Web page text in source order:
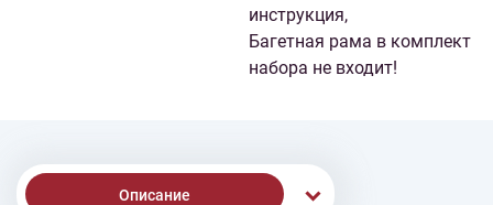
инструкция,
Багетная рама в комплект
набора не входит!
Описание